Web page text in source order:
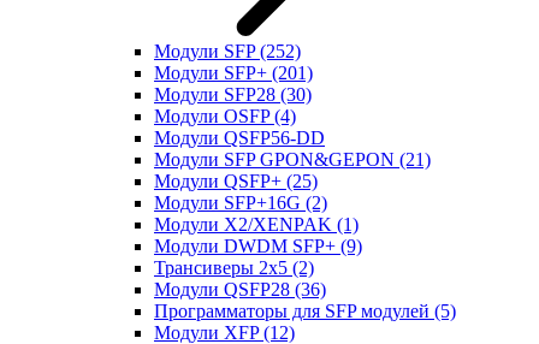
Модули SFP(252)
Модули SFP+ (201)
Модули SFP28 (30)
Модули OSFP(4)
Модули QSFP56-DD
Модули SFP GPON&GEPON (21)
Модули QSFP+ (25)
Модули SFP+16G (2)
Модули X2/XENPAK (1)
Модули DWDM SFP+ (9)
Трансиверы 2x5 (2)
Модули QSFP28 (36)
Программаторы для SFP модулей (5)
Модули XFP(12)